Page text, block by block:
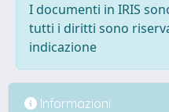
I documenti in IRIS
tutti i diritti sono
indicazione
Informazioni